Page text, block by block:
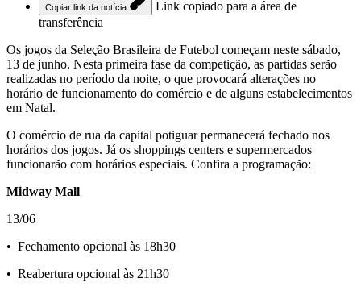
Copiar link da notícia
Link copiado para a área de
transferência
Os jogos da Seleção Brasileira de Futebol começam neste sábado,
13 de junho. Nesta primeira fase da competição, as partidas serão
realizadas no período da noite, o que provocará alterações no
horário de funcionamento do comércio e de alguns estabelecimentos
em Natal.
O comércio de rua da capital potiguar permanecerá fechado nos
horários dos jogos. Já os shoppings centers e supermercados
funcionarão com horários especiais. Confira a programação:
Midway Mall
13/06
•⁠ ⁠Fechamento opcional às 18h30
•⁠ ⁠Reabertura opcional às 21h30